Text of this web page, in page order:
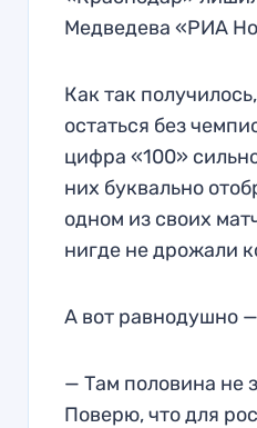
Медведева «РИА
Как так
остаться без
цифра «100»
них буквально
одном из своих
нигде не дрожали
А вот равнодушно
— Там половина не
Поверю, что для